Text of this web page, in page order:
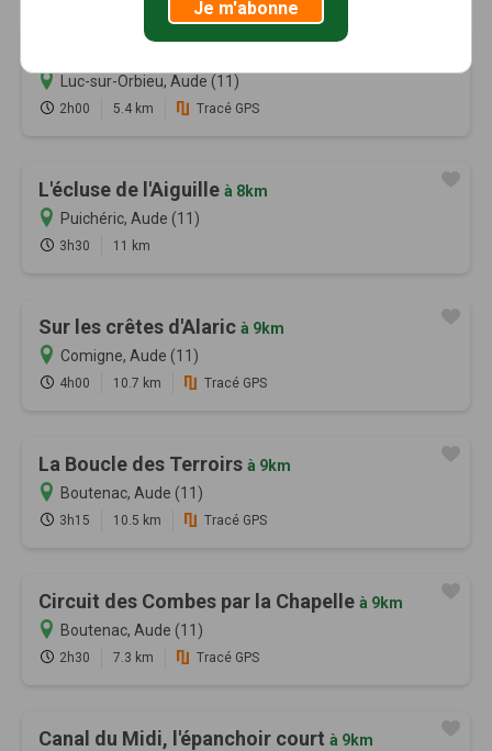
Luc-sur-Orbieu, Aude (11)
2h00 5.4 km Tracé GPS
L'écluse de l'Aiguille à 8km
Puichéric, Aude (11)
3h30 11 km
Sur les crêtes d'Alaric à 9km
Comigne, Aude (11)
4h00 10.7 km Tracé GPS
La Boucle des Terroirs à 9km
Boutenac, Aude (11)
3h15 10.5 km Tracé GPS
Circuit des Combes par la Chapelle à 9km
Boutenac, Aude (11)
2h30 7.3 km Tracé GPS
Canal du Midi, l'épanchoir court à 9km
Je m'abonne